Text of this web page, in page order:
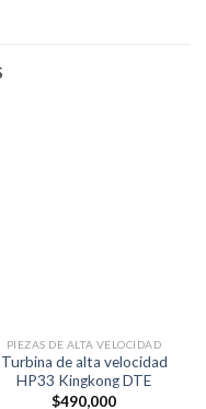
PIEZAS DE ALTA VELOCIDAD
Turbina de alta velocidad
HP33 Kingkong DTE
$490,000